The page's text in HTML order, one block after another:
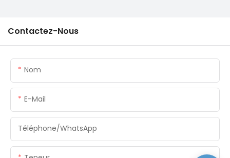
Contactez-Nous
Nom
E-Mail
Téléphone/WhatsApp